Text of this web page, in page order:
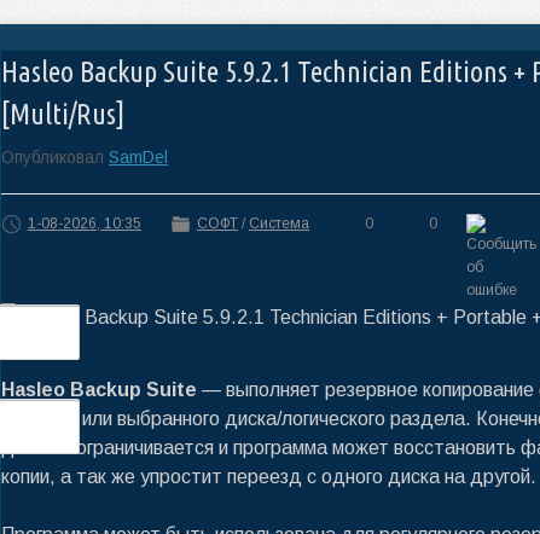
Hasleo Backup Suite 5.9.2.1 Technician Editions +
[Multi/Rus]
Опубликовал SamDel
1-08-2026, 10:35 СОФТ / Система 0 0
Hasleo Backup Suite — выполняет резервное
системы или выбранного диска/логического раздела.
дело не ограничивается и программа может восстановить
копии, а так же упростит переезд с одного диска на другой.